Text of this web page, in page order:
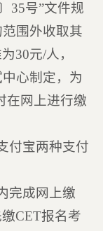
35号”文件规
围外收取其
30元/人，
心制定，为
在网上进行缴
付宝两种支付
完成网上缴
CET报名考